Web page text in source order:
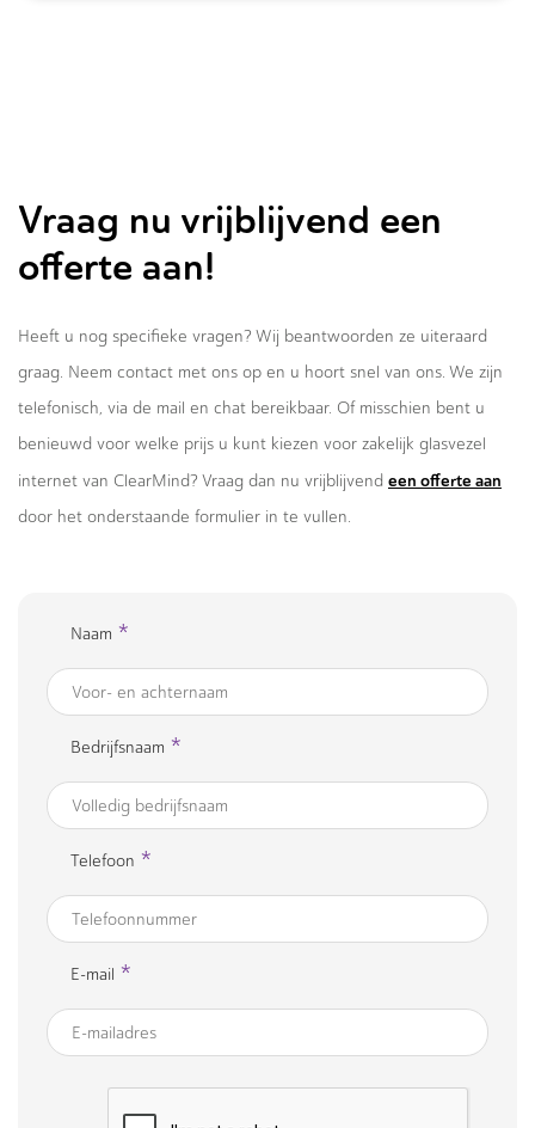
Vraag nu vrijblijvend een
offerte aan!
Heeft u nog specifieke vragen? Wij beantwoorden ze uiteraard
graag. Neem contact met ons op en u hoort snel van ons. We zijn
telefonisch, via de mail en chat bereikbaar. Of misschien bent u
benieuwd voor welke prijs u kunt kiezen voor zakelijk glasvezel
internet van ClearMind? Vraag dan nu vrijblijvend een offerte aan
door het onderstaande formulier in te vullen.
Naam *
Bedrijfsnaam *
Telefoon *
E-mail *